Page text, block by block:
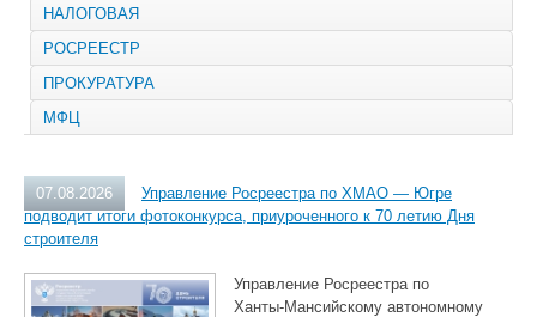
НАЛОГОВАЯ
РОСРЕЕСТР
ПРОКУРАТУРА
МФЦ
07.08.2026
Управление Росреестра по ХМАО — Югре
подводит итоги фотоконкурса, приуроченного к 70 летию Дня
строителя
Управление Росреестра по
Ханты‑Мансийскому автономному